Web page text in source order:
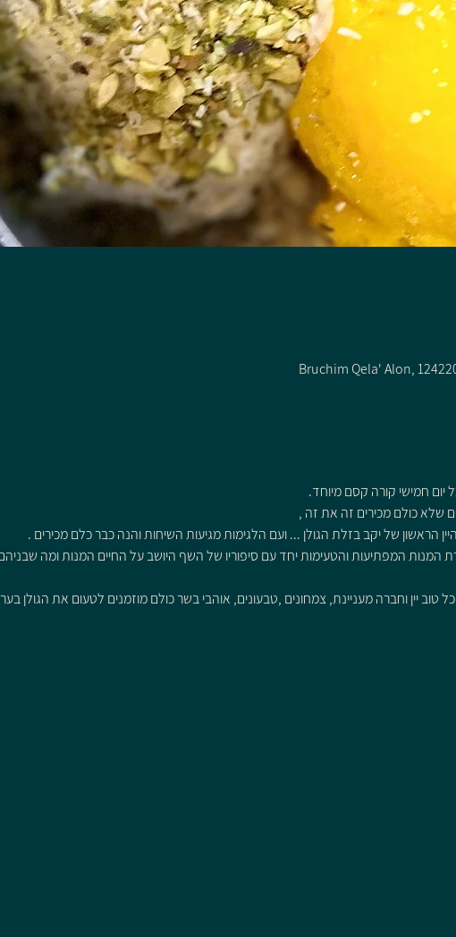
יום חמישי קורה קסם מיוחד.
הראשון של יקב בזלת הגולן ... ועם הלגימות מגיעות השיחות והנה כבר כלם מכירים .
המנות המפתיעות והטעימות יחד עם סיפוריו של השף היושב על החיים המנות ומה
יין וחברה מעניינת, צמחונים ,טבעונים, אוהבי בשר כולם מוזמנים לטעום את הגולן